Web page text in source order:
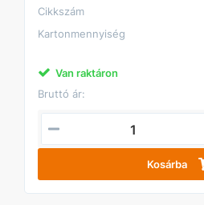
Cikkszám
Kartonmennyiség
Van raktáron
Bruttó ár:
Kosárba